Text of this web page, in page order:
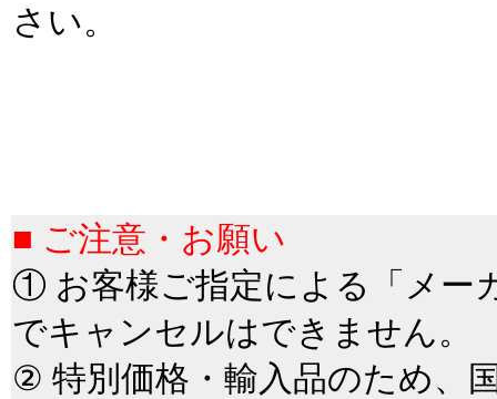
さい。
■ ご注意・お願い
① お客様ご指定による「メー
でキャンセルはできません。
② 特別価格・輸入品のため、